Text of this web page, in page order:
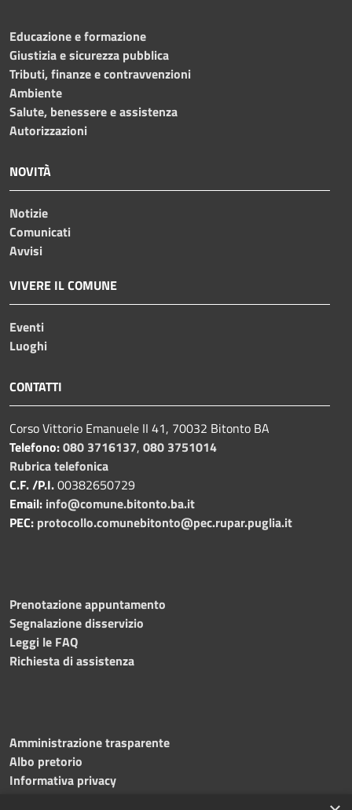
Educazione e formazione
Giustizia e sicurezza pubblica
Tributi, finanze e contravvenzioni
Ambiente
Salute, benessere e assistenza
Autorizzazioni
NOVITÀ
Notizie
Comunicati
Avvisi
VIVERE IL COMUNE
Eventi
Luoghi
CONTATTI
Corso Vittorio Emanuele II 41, 70032 Bitonto BA
Telefono:080 3716137, 080 3751014
Rubrica telefonica
C.F. /P.I.00382650729
Email: info@comune.bitonto.ba.it
PEC: protocollo.comunebitonto@pec.rupar.puglia.it
Prenotazione appuntamento
Segnalazione disservizio
Leggi le FAQ
Richiesta di assistenza
Amministrazione trasparente
Albo pretorio
Informativa privacy